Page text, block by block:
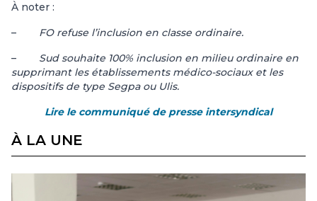
À noter :
– FO refuse l’inclusion en classe ordinaire.
– Sud souhaite 100% inclusion en milieu ordinaire en
supprimant les établissements médico-sociaux et les
dispositifs de type Segpa ou Ulis.
Lire le communiqué de presse intersyndical
À LA UNE